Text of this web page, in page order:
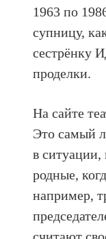
1963 по
супницу,
сестрёнку
проделки.
На сайте
Это самый
в ситуации,
родные,
например,